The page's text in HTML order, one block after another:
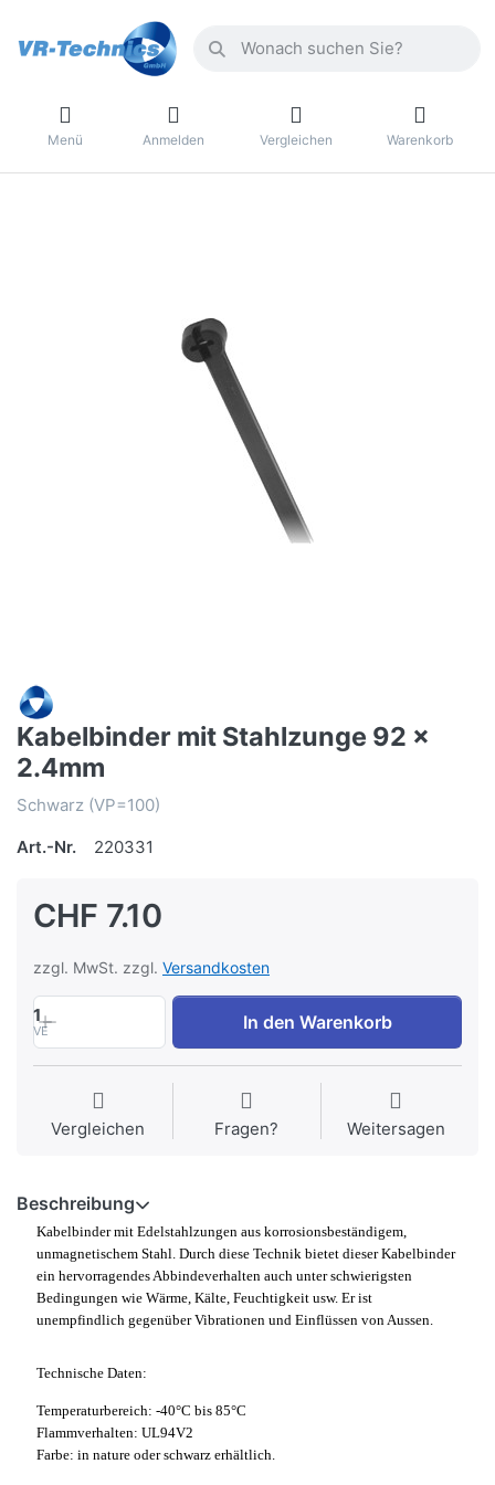
Menü Anmelden Vergleichen Warenkorb
Kabelbinder mit Stahlzunge 92 x
2.4mm
Schwarz (VP=100)
Art.-Nr.
220331
CHF 7.10
zzgl. MwSt. zzgl. Versandkosten
1
VE In den Warenkorb
Vergleichen Fragen? Weitersagen
Beschreibung
Kabelbinder mit Edelstahlzungen aus korrosionsbeständigem,
unmagnetischem Stahl. Durch diese Technik bietet dieser Kabelbinder
ein hervorragendes Abbindeverhalten auch unter schwierigsten
Bedingungen wie Wärme, Kälte, Feuchtigkeit usw. Er ist
unempfindlich gegenüber Vibrationen und Einflüssen von Aussen.
Technische Daten:
Temperaturbereich: -40°C bis 85°C
Flammverhalten: UL94V2
Farbe: in nature oder schwarz erhältlich.